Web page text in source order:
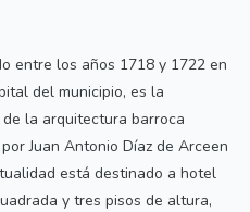
entre los años 1718 y 1722 en
del municipio, es la
la arquitectura barroca
Juan Antonio Díaz de Arceen
está destinado a hotel
y tres pisos de altura,